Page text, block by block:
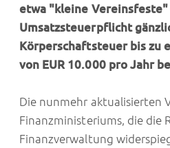
etwa "kleine Vereinsfeste"
Umsatzsteuerpflicht
Körperschaftsteuer bis zu
von EUR 10.000 pro Jahr
Die nunmehr aktualisierten
Finanzministeriums, die die
Finanzverwaltung